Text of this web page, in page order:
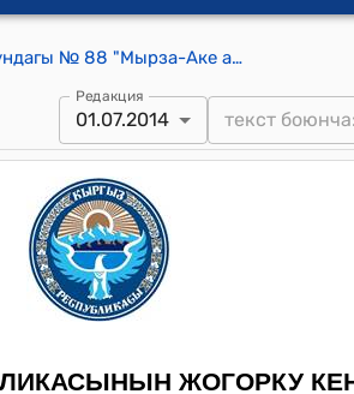
Мырза-Аке айылдык кеңешинин 2014-жылдын 1-июлундагы № 88 "Мырза-Аке айылына караштуу Ш. Санжаров айылынын тургундарынын арызы жөнүндө" токтому
Редакция
01.07.2014